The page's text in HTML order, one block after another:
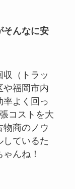
そんなに安
（トラッ
や福岡市内
率よく回っ
コストを大
物商のノウ
しているた
んね！